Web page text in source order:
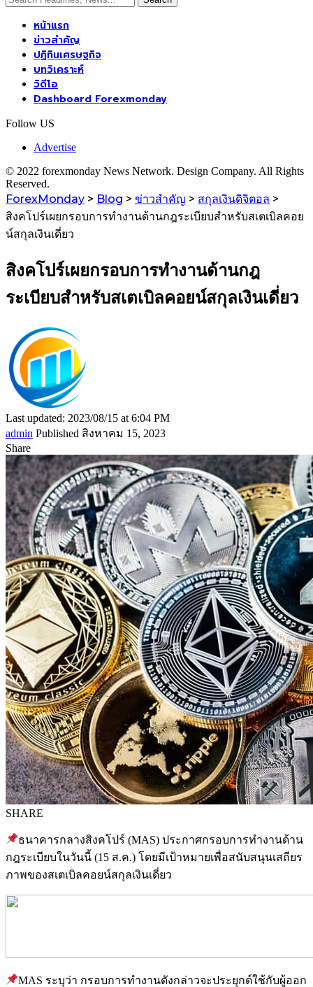
หน้าแรก
ข่าวสำคัญ
ปฏิทินเศรษฐกิจ
บทวิเคราะห์
วิดีโอ
Dashboard Forexmonday
Follow US
Advertise
© 2022 forexmonday News Network. Design Company. All Rights
Reserved.
ForexMonday > Blog > ข่าวสำคัญ > สกุลเงินดิจิตอล >
สิงคโปร์เผยกรอบการทำงานด้านกฎระเบียบสำหรับสเตเบิลคอย
น์สกุลเงินเดี่ยว
สิงคโปร์เผยกรอบการทำงานด้านกฎ
ระเบียบสำหรับสเตเบิลคอยน์สกุลเงินเดี่ยว
Last updated: 2023/08/15 at 6:04 PM
admin Published สิงหาคม 15, 2023
Share
SHARE
ธนาคารกลางสิงคโปร์ (MAS) ประกาศกรอบการทำงานด้าน
กฎระเบียบในวันนี้ (15 ส.ค.) โดยมีเป้าหมายเพื่อสนับสนุนเสถียร
ภาพของสเตเบิลคอยน์สกุลเงินเดี่ยว
MAS ระบุว่า กรอบการทำงานดังกล่าวจะประยุกต์ใช้กับผู้ออก